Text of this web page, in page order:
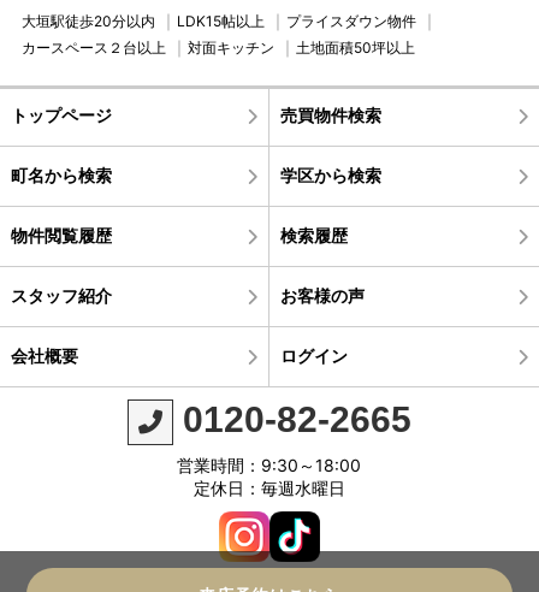
大垣駅徒歩20分以内 LDK15帖以上
プライスダウン物件
カースペース２台以上
対面キッチン 土地面積50坪以上
トップページ 売買物件検索
町名から検索 学区から検索
物件閲覧履歴 検索履歴
スタッフ紹介 お客様の声
会社概要 ログイン
0120-82-2665
営業時間：9:30～18:00
定休日：毎週水曜日